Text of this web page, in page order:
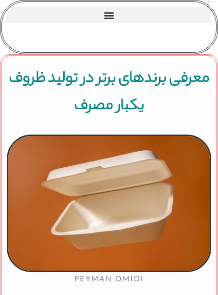
برندهای برتر در تولید ظروف
یکبار مصرف
PEYMAN OMIDI